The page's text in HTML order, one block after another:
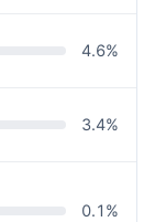
4.6%
3.4%
0.1 %